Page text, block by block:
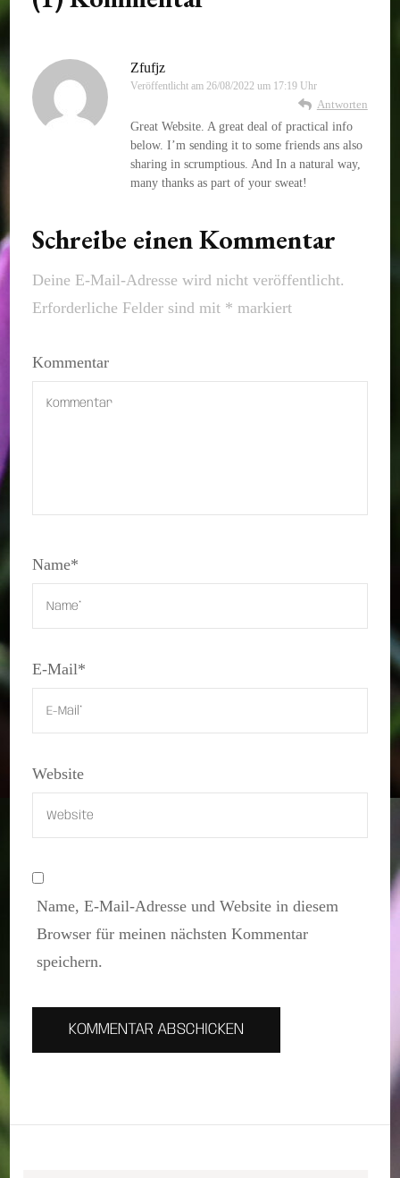
Zfufjz
Veröffentlicht am 26/08/2022 um 17:19 Uhr
Antworten
Great Website. A great deal of practical info
below. I’m sending it to some friends ans also
sharing in scrumptious. And In a natural way,
many thanks as part of your sweat!
Schreibe einen Kommentar
Deine E-Mail-Adresse wird nicht veröffentlicht.
Erforderliche Felder sind mit * markiert
Kommentar
Name*
E-Mail*
Website
Name, E-Mail-Adresse und Website in diesem
Browser für meinen nächsten Kommentar
speichern.